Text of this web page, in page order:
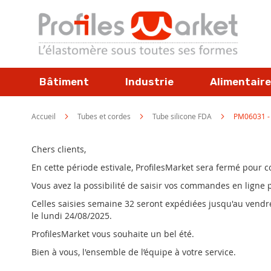
contenu
Bâtiment Industrie Alimentaire
Accueil Tubes et cordes Tube silicone FDA PM06031
Chers clients,
En cette période estivale, ProfilesMarket sera fermé pour
Vous avez la possibilité de saisir vos commandes en
Celles saisies semaine 32 seront expédiées jusqu'au
le lundi 24/08/2025.
ProfilesMarket vous souhaite un bel été.
Bien à vous, l'ensemble de l’équipe à votre service.